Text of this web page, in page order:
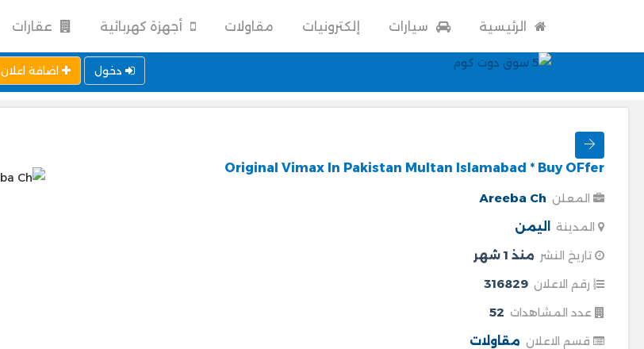
الرئيسية سيارات إلكترونيات مقاولات أجهزة كهربائية عقارات
دخول اضافة اعلان
Original Vimax In Pakistan Multan Islamabad * Buy OFfer
المعلن Areeba Ch
المدينة اليمن
تاريخ النشر منذ 1 شهر
رقم الاعلان 316829
عدد المشاهدات 52
قسم الاعلان مقاولات